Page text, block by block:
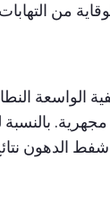
من
الواسعة
بالنسبة
الدهون